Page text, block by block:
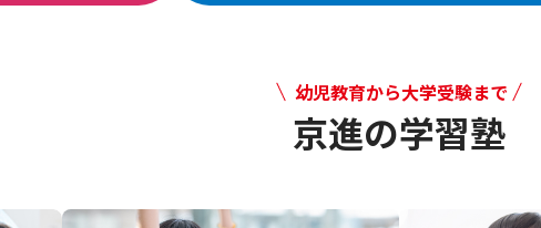
幼児教育から大学受験まで
京進の学習塾